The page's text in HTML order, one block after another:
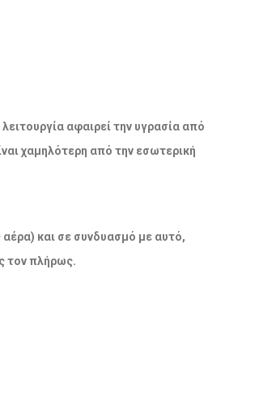
αφαιρεί την υγρασία από
χαμηλότερη από την εσωτερική
και σε συνδυασμό με αυτό,
τον πλήρως.